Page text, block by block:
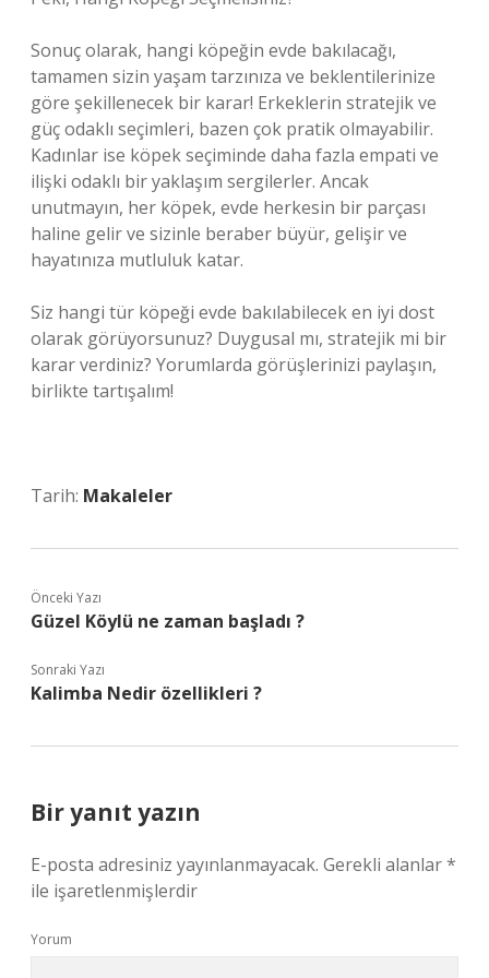
Sonuç olarak, hangi köpeğin evde bakılacağı,
tamamen sizin yaşam tarzınıza ve beklentilerinize
göre şekillenecek bir karar! Erkeklerin stratejik ve
güç odaklı seçimleri, bazen çok pratik olmayabilir.
Kadınlar ise köpek seçiminde daha fazla empati ve
ilişki odaklı bir yaklaşım sergilerler. Ancak
unutmayın, her köpek, evde herkesin bir parçası
haline gelir ve sizinle beraber büyür, gelişir ve
hayatınıza mutluluk katar.
Siz hangi tür köpeği evde bakılabilecek en iyi dost
olarak görüyorsunuz? Duygusal mı, stratejik mi bir
karar verdiniz? Yorumlarda görüşlerinizi paylaşın,
birlikte tartışalım!
Tarih: Makaleler
Önceki Yazı
Güzel Köylü ne zaman başladı ?
Sonraki Yazı
Kalimba Nedir özellikleri ?
Bir yanıt yazın
E-posta adresiniz yayınlanmayacak. Gerekli alanlar*
ile işaretlenmişlerdir
Yorum